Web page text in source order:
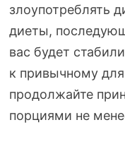
злоупотреблять
диеты,
вас будет
к привычному
продолжайте
порциями не